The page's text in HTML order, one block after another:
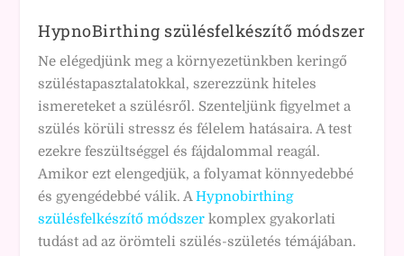
HypnoBirthing szülésfelkészítő módszer
Ne elégedjünk meg a környezetünkben keringő
szüléstapasztalatokkal, szerezzünk hiteles
ismereteket a szülésről. Szenteljünk figyelmet a
szülés körüli stressz és félelem hatásaira. A test
ezekre feszültséggel és fájdalommal reagál.
Amikor ezt elengedjük, a folyamat könnyedebbé
és gyengédebbé válik. AHypnobirthing
szülésfelkészítő módszer komplex gyakorlati
tudást ad az örömteli szülés-születés témájában.